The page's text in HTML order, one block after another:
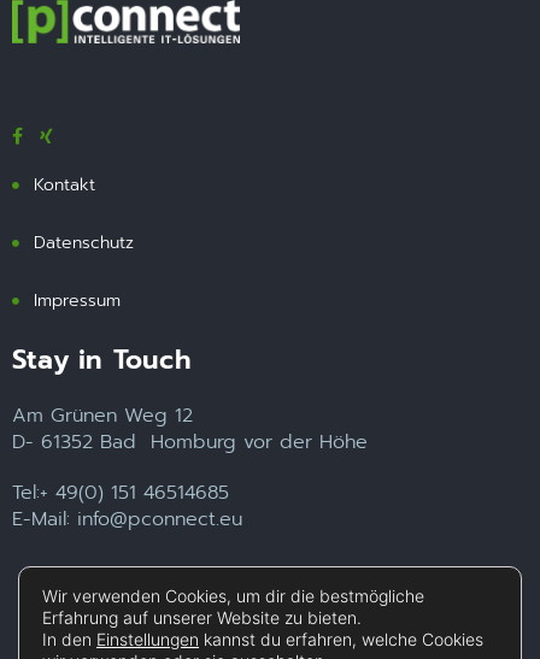
Kontakt
Datenschutz
Impressum
Stay in Touch
Am Grünen Weg 12
D- 61352 Bad Homburg vor der Höhe
Tel:+ 49(0) 151 46514685
E-Mail: info@pconnect.eu
Wir verwenden Cookies, um dir die bestmögliche
Erfahrung auf unserer Website zu bieten.
In den Einstellungen kannst du erfahren, welche Cookies